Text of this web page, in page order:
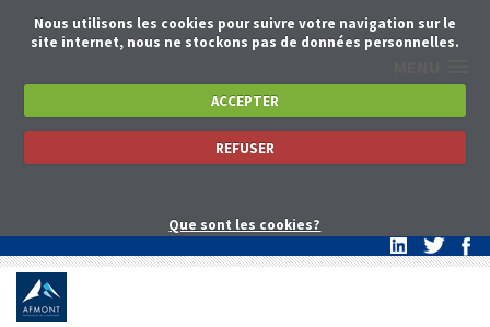
Nous utilisons les cookies pour suivre votre navigation sur le
site internet, nous ne stockons pas de données personnelles.
ACCEPTER
REFUSER
Que sont les cookies?